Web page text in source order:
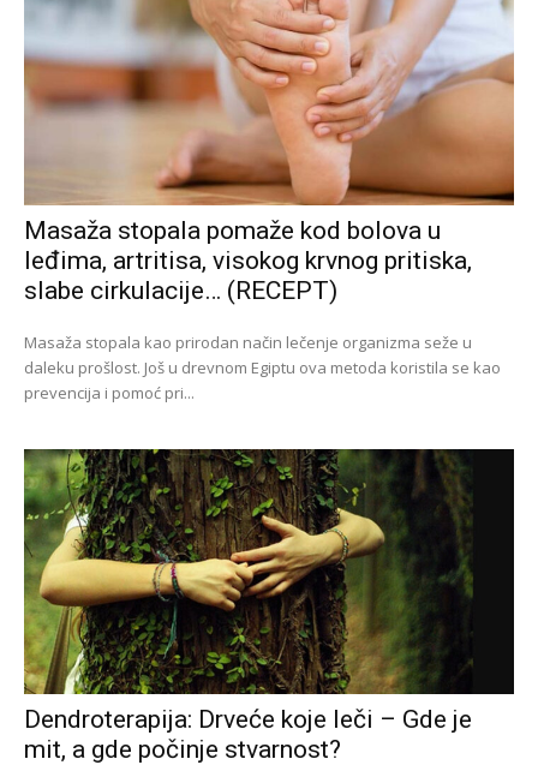
Masaža stopala pomaže kod bolova u
leđima, artritisa, visokog krvnog pritiska,
slabe cirkulacije… (RECEPT)
Masaža stopala kao prirodan način lečenje organizma seže u
daleku prošlost. Još u drevnom Egiptu ova metoda koristila se kao
prevencija i pomoć pri...
Dendroterapija: Drveće koje leči – Gde je
mit, a gde počinje stvarnost?